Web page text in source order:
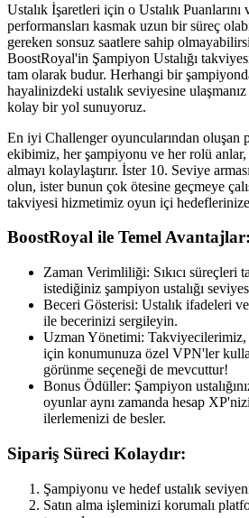
Ustalık İşaretleri için o Ustalık Puanlarını
performansları kasmak uzun bir süreç
gereken sonsuz saatlere sahip
BoostRoyal'in Şampiyon Ustalığı
tam olarak budur. Herhangi bir
hayalinizdeki ustalık seviyesine
kolay bir yol sunuyoruz.
En iyi Challenger oyuncularından oluşan
ekibimiz, her şampiyonu ve her rolü
almayı kolaylaştırır. İster 10. Seviye
olun, ister bunun çok ötesine geçmeye
takviyesi hizmetimiz oyun içi hedeflerinize
BoostRoyal ile Temel Avantajlar:
Zaman Verimliliği: Sıkıcı süreçleri
istediğiniz şampiyon ustalığı
Beceri Gösterisi: Ustalık ifadeleri
ile becerinizi sergileyin.
Uzman Yönetimi: Takviyecilerimiz,
için konumunuza özel VPN'ler
görünme seçeneği de mevcuttur!
Bonus Ödüller: Şampiyon
oyunlar aynı zamanda hesap
ilerlemenizi de besler.
Sipariş Süreci Kolaydır:
Şampiyonu ve hedef ustalık
Satın alma işleminizi korumalı